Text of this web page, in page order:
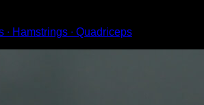
∙ Hamstrings ∙ Quadriceps